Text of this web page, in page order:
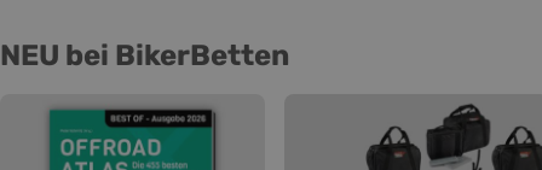
NEU bei BikerBetten